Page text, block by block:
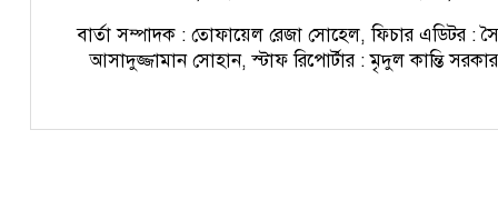
বার্তা সম্পাদক : তোফায়েল রেজা সোহেল, ফিচার এডিটর :
আসাদুজ্জামান সোহান, স্টাফ রিপোর্টার : মৃদুল কান্তি